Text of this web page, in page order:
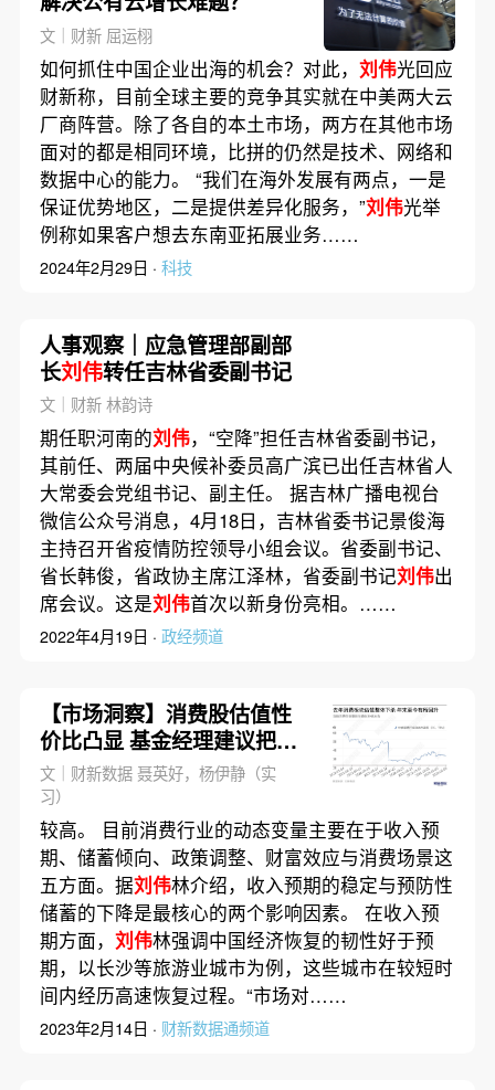
文｜财新 屈运栩
如何抓住中国企业出海的机会？对此， 刘伟光回应
财新称，目前全球主要的竞争其实就在中美两大云
厂商阵营。除了各自的本土市场，两方在其他市场
面对的都是相同环境，比拼的仍然是技术、网络和
数据中心的能力。 “我们在海外发展有两点，一是
保证优势地区，二是提供差异化服务，”刘伟光举
例称如果客户想去东南亚拓展业务……
2024年2月29日 · 科技
人事观察｜应急管理部副部
长刘伟转任吉林省委副书记
文｜财新 林韵诗
期任职河南的刘伟，“空降”担任吉林省委副书记，
其前任、两届中央候补委员高广滨已出任吉林省人
大常委会党组书记、副主任。 据吉林广播电视台
微信公众号消息，4月18日，吉林省委书记景俊海
主持召开省疫情防控领导小组会议。省委副书记、
省长韩俊，省政协主席江泽林，省委副书记刘伟出
席会议。这是刘伟首次以新身份亮相。……
2022年4月19日 · 政经频道
【市场洞察】消费股估值性
价比凸显 基金经理建议把握
三条主线
文｜财新数据 聂英好，杨伊静（实
习）
较高。 目前消费行业的动态变量主要在于收入预
期、储蓄倾向、政策调整、财富效应与消费场景这
五方面。据刘伟林介绍，收入预期的稳定与预防性
储蓄的下降是最核心的两个影响因素。 在收入预
期方面， 刘伟林强调中国经济恢复的韧性好于预
期，以长沙等旅游业城市为例，这些城市在较短时
间内经历高速恢复过程。“市场对……
2023年2月14日 · 财新数据通频道